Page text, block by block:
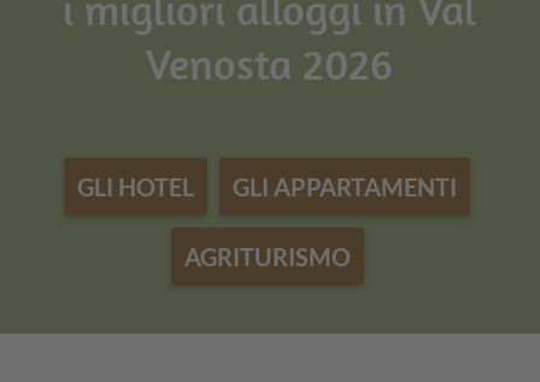
Venosta 2026
GLI HOTEL GLI APPARTAMENTI
AGRITURISMO